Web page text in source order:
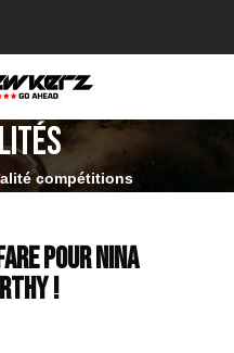
compétitions
pour Nina
!